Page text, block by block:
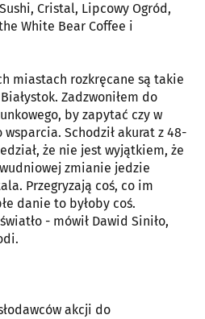
Cristal, Lipcowy Ogród,
White Bear Coffee i
miastach rozkręcane są takie
Zadzwoniłem do
by zapytać czy w
Schodził akurat z 48-
że nie jest wyjątkiem, że
zmianie jedzie
Przegryzają coś, co im
danie to byłoby coś.
- mówił Dawid Siniło,
akcji do